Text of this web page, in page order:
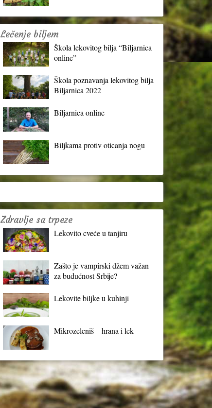
Lečenje biljem
Škola lekovitog bilja “Biljarnica
online”
Škola poznavanja lekovitog bilja
Biljarnica 2022
Biljarnica online
Biljkama protiv oticanja nogu
Zdravlje sa trpeze
Lekovito cveće u tanjiru
Zašto je vampirski džem važan
za budućnost Srbije?
Lekovite biljke u kuhinji
Mikrozeleniš – hrana i lek